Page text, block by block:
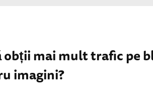
obții mai mult trafic pe
imagini?